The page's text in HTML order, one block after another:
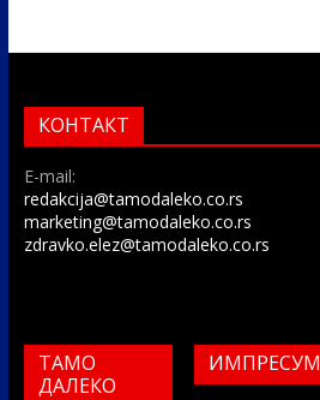
КОНТАКТ
E-mail:
redakcija@tamodaleko.co.rs
marketing@tamodaleko.co.rs
zdravko.elez@tamodaleko.co.rs
ТАМО
ДАЛЕКО
ИМПРЕСУМ